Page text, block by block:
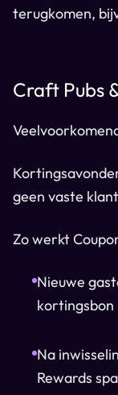
terugkomen,
Craft Pubs
geen vaste
Zo werkt
Nieuwe
kortingsbon
Na
Rewards